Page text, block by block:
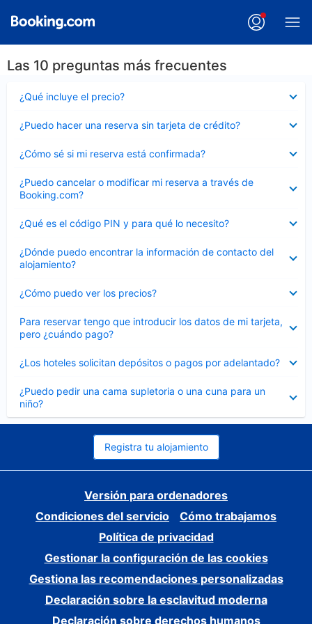
Las 10 preguntas más frecuentes
¿Qué incluye el precio?
cerrado
¿Puedo hacer una reserva sin tarjeta de crédito?
cerrado
¿Cómo sé si mi reserva está confirmada?
cerrado
¿Puedo cancelar o modificar mi reserva a través de
Booking.com?
cerrado
¿Qué es el código PIN y para qué lo necesito?
cerrado
¿Dónde puedo encontrar la información de contacto del
alojamiento?
cerrado
¿Cómo puedo ver los precios?
cerrado
Para reservar tengo que introducir los datos de mi tarjeta,
pero ¿cuándo pago?
cerrado
¿Los hoteles solicitan depósitos o pagos por adelantado?
cerrado
¿Puedo pedir una cama supletoria o una cuna para un
niño?
cerrado
Registra tu alojamiento
Versión para ordenadores
Condiciones del servicio
Cómo trabajamos
Política de privacidad
Gestionar la configuración de las cookies
Gestiona las recomendaciones personalizadas
Declaración sobre la esclavitud moderna
Declaración sobre derechos humanos